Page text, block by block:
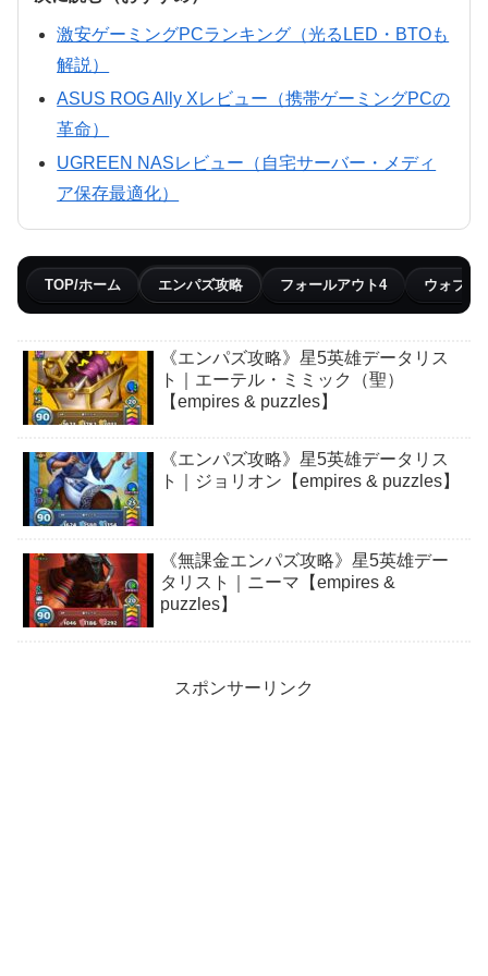
激安ゲーミングPCランキング（光るLED・BTOも
解説）
ASUS ROG Ally Xレビュー（携帯ゲーミングPCの
革命）
UGREEN NASレビュー（自宅サーバー・メディ
ア保存最適化）
TOP/ホーム エンパズ攻略 フォールアウト4 ウォブリ
《エンパズ攻略》星5英雄データリス
ト｜エーテル・ミミック（聖）
【empires & puzzles】
《エンパズ攻略》星5英雄データリス
ト｜ジョリオン【empires & puzzles】
《無課金エンパズ攻略》星5英雄デー
タリスト｜ニーマ【empires &
puzzles】
スポンサーリンク